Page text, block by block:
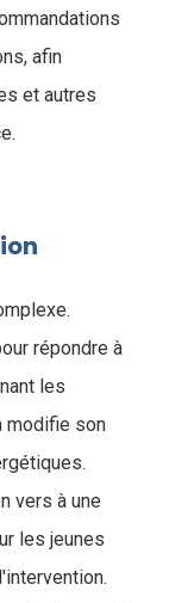
afin
et autres
répondre à
les
modifie son
vers à une
les jeunes